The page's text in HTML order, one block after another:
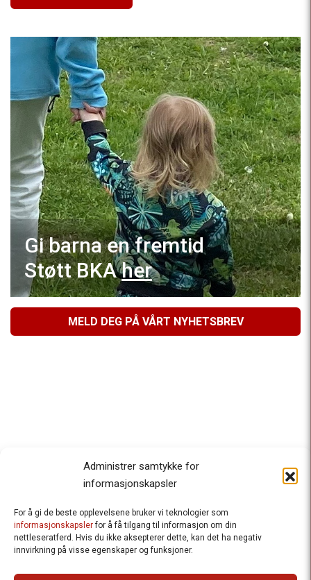
Administrer samtykke for
informasjonskapsler
For å gi de beste opplevelsene bruker vi teknologier som
informasjonskapslerfor å få tilgang til informasjon om din
nettleseratferd. Hvis du ikke aksepterer dette, kan det ha negativ
innvirkning på visse egenskaper og funksjoner.
Gi barna en fremtid
Støtt BKAher
MELD DEG PÅ VÅRT NYHETSBREV
Besteforeldrenes klimaaksjon
Ansvarlig redaktør
: Halfdan Wiik |